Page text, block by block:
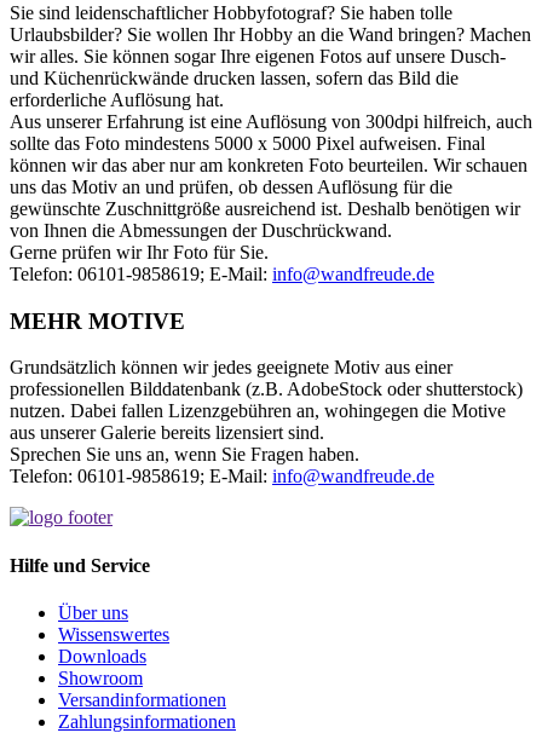
Sie sind leidenschaftlicher Hobbyfotograf? Sie haben tolle
Urlaubsbilder? Sie wollen Ihr Hobby an die Wand bringen? Machen
wir alles. Sie können sogar Ihre eigenen Fotos auf unsere Dusch-
und Küchenrückwände drucken lassen, sofern das Bild die
erforderliche Auflösung hat.
Aus unserer Erfahrung ist eine Auflösung von 300dpi hilfreich, auch
sollte das Foto mindestens 5000 x 5000 Pixel aufweisen. Final
können wir das aber nur am konkreten Foto beurteilen. Wir schauen
uns das Motiv an und prüfen, ob dessen Auflösung für die
gewünschte Zuschnittgröße ausreichend ist. Deshalb benötigen wir
von Ihnen die Abmessungen der Duschrückwand.
Gerne prüfen wir Ihr Foto für Sie.
Telefon: 06101-9858619; E-Mail: info@wandfreude.de
MEHR MOTIVE
Grundsätzlich können wir jedes geeignete Motiv aus einer
professionellen Bilddatenbank (z.B. AdobeStock oder shutterstock)
nutzen. Dabei fallen Lizenzgebühren an, wohingegen die Motive
aus unserer Galerie bereits lizensiert sind.
Sprechen Sie uns an, wenn Sie Fragen haben.
Telefon: 06101-9858619; E-Mail: info@wandfreude.de
Hilfe und Service
Über uns
Wissenswertes
Downloads
Showroom
Versandinformationen
Zahlungsinformationen